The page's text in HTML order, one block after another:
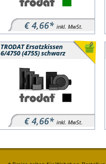
€ 4,66* inkl. MwSt.
TRODAT Ersatzkissen
6/4750 (4755) schwarz
€ 4,66* inkl. MwSt.